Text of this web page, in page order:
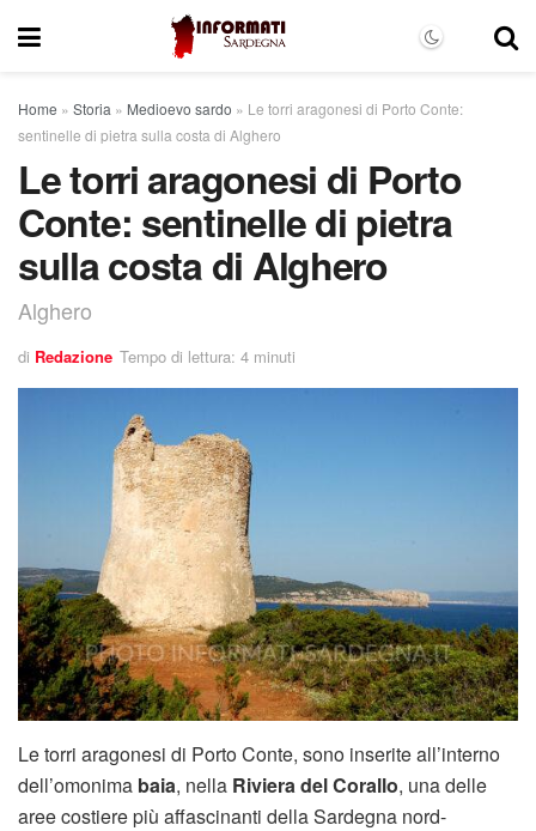
Home » Storia » Medioevo sardo » Le torri aragonesi di Porto Conte:
sentinelle di pietra sulla costa di Alghero
Le torri aragonesi di Porto
Conte: sentinelle di pietra
sulla costa di Alghero
Alghero
di Redazione Tempo di lettura: 4 minuti
Le torri aragonesi di Porto Conte, sono inserite all’interno
dell’omonima baia, nella Riviera del Corallo, una delle
aree costiere più affascinanti della Sardegna nord-